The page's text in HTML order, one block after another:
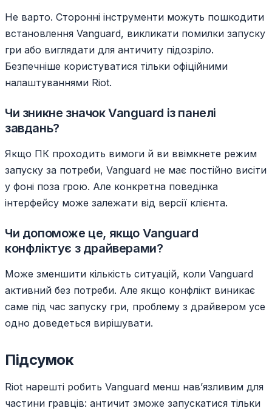
Не варто. Сторонні інструменти можуть пошкодити
встановлення Vanguard, викликати помилки запуску
гри або виглядати для античиту підозріло.
Безпечніше користуватися тільки офіційними
налаштуваннями Riot.
Чи зникне значок Vanguard із панелі
завдань?
Якщо ПК проходить вимоги й ви ввімкнете режим
запуску за потреби, Vanguard не має постійно висіти
у фоні поза грою. Але конкретна поведінка
інтерфейсу може залежати від версії клієнта.
Чи допоможе це, якщо Vanguard
конфліктує з драйверами?
Може зменшити кількість ситуацій, коли Vanguard
активний без потреби. Але якщо конфлікт виникає
саме під час запуску гри, проблему з драйвером усе
одно доведеться вирішувати.
Підсумок
Riot нарешті робить Vanguard менш нав’язливим для
частини гравців: античит зможе запускатися тільки